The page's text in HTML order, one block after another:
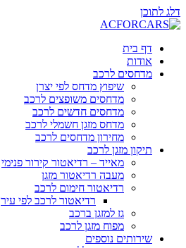
דלג לתוכן
דף בית
אודות
מדחסים לרכב
שיפוץ מדחס לפי יצרן
מדחסים משופצים לרכב
מדחסים חדשים לרכב
מדחס מזגן חשמלי לרכב
מחירון מדחסים לרכב
תיקון מזגן לרכב
מאייד – רדיאטור קירור פנימי
מעבה רדיאטור מזגן
רדיאטור חימום לרכב
רדיאטור לרכב לפי עיר
גז למזגן ברכב
מפוח מזגן לרכב
שירותים נוספים